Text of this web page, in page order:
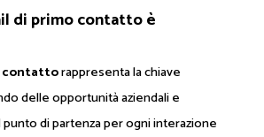
di primo contatto è
contattorappresenta la chiave
delle opportunità aziendali e
di partenza per ogni interazione